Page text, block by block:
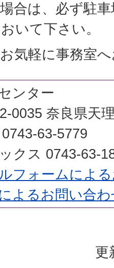
合は、必ず駐
いて下さい。
気軽に事務室
ンター
0035 奈良県天
63-5779
クス 0743-63-
フォームによ
よるお問い合
更